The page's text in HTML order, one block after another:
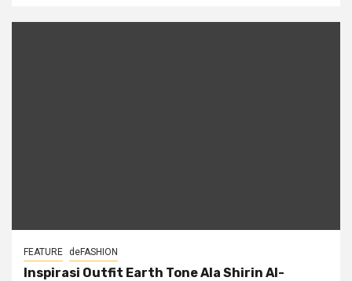
FEATURE deFASHION
Inspirasi Outfit Earth Tone Ala Shirin Al-